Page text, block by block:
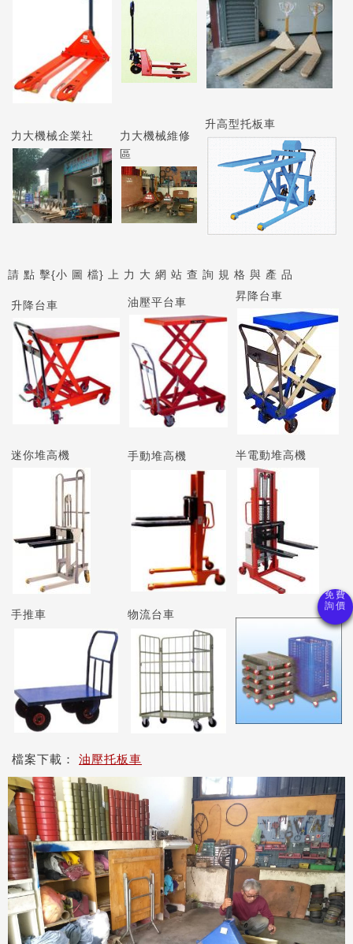
力大機械企業社
力大機械維修
區
升高型托板車
請 點 擊{小 圖 檔} 上 力 大 網 站 查 詢 規 格 與 產 品
升降台車 油壓平台車 昇降台車
迷你堆高機 手動堆高機 半電動堆高機
手推車 物流台車
檔案下載： 油壓托板車